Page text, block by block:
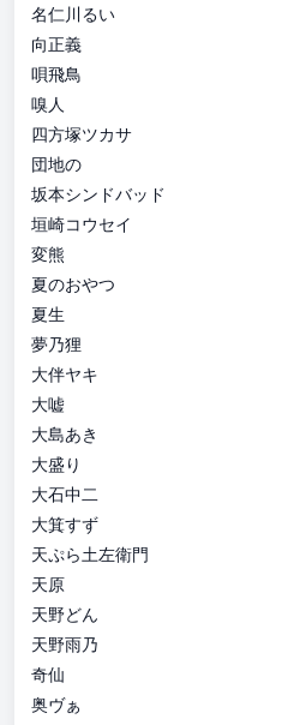
名仁川るい
向正義
唄飛鳥
嗅人
四方塚ツカサ
団地の
坂本シンドバッド
垣崎コウセイ
変熊
夏のおやつ
夏生
夢乃狸
大伴ヤキ
大嘘
大島あき
大盛り
大石中二
大箕すず
天ぷら土左衛門
天原
天野どん
天野雨乃
奇仙
奥ヴぁ